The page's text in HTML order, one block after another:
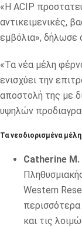
«Η ACIP
αντικειμενικές,
εμβόλια», δήλωσε
«Τα νέα μέλη
ενισχύει την
αποστολή της με
υψηλών
Τα νεοδιορισμένα μέλη
Catherine
Western
και τις